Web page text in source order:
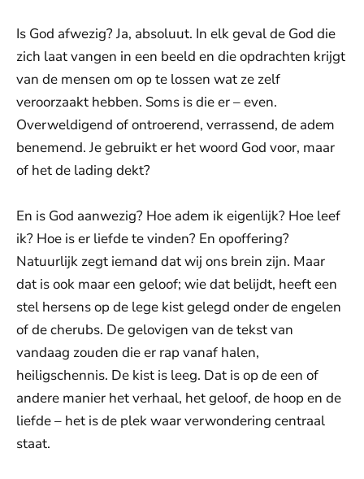
Is God afwezig? Ja, absoluut. In elk geval de God die
zich laat vangen in een beeld en die opdrachten krijgt
van de mensen om op te lossen wat ze zelf
veroorzaakt hebben. Soms is die er – even.
Overweldigend of ontroerend, verrassend, de adem
benemend. Je gebruikt er het woord God voor, maar
of het de lading dekt?
En is God aanwezig? Hoe adem ik eigenlijk? Hoe leef
ik? Hoe is er liefde te vinden? En opoffering?
Natuurlijk zegt iemand dat wij ons brein zijn. Maar
dat is ook maar een geloof; wie dat belijdt, heeft een
stel hersens op de lege kist gelegd onder de engelen
of de cherubs. De gelovigen van de tekst van
vandaag zouden die er rap vanaf halen,
heiligschennis. De kist is leeg. Dat is op de een of
andere manier het verhaal, het geloof, de hoop en de
liefde – het is de plek waar verwondering centraal
staat.